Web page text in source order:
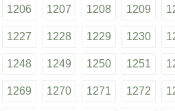
1206 1207 1208 1209
1227 1228 1229 1230
1248 1249 1250 1251
1269 1270 1271 1272